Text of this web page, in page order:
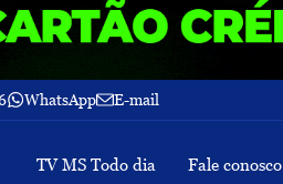
WhatsApp E-mail
TV MS Todo dia Fale conosco